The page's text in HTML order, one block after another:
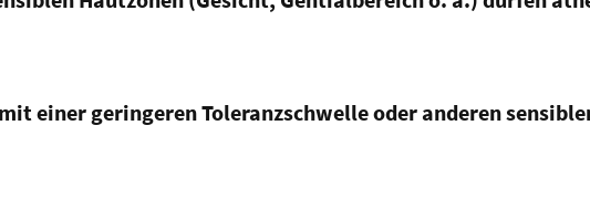
einer geringeren Toleranzschwelle oder anderen